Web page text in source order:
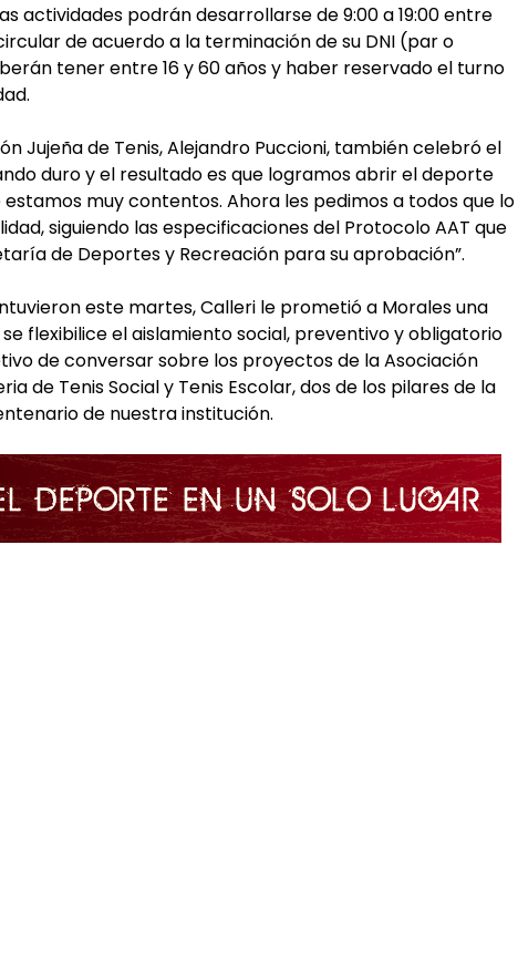
actividades podrán desarrollarse de 9:00 a 19:00 entre
de acuerdo a la terminación de su DNI (par o
tener entre 16 y 60 años y haber reservado el turno
Jujeña de Tenis, Alejandro Puccioni, también celebró el
duro y el resultado es que logramos abrir el deporte
muy contentos. Ahora les pedimos a todos que lo
siguiendo las especificaciones del Protocolo AAT que
de Deportes y Recreación para su aprobación”.
este martes, Calleri le prometió a Morales una
flexibilice el aislamiento social, preventivo y obligatorio
de conversar sobre los proyectos de la Asociación
de Tenis Social y Tenis Escolar, dos de los pilares de la
de nuestra institución.